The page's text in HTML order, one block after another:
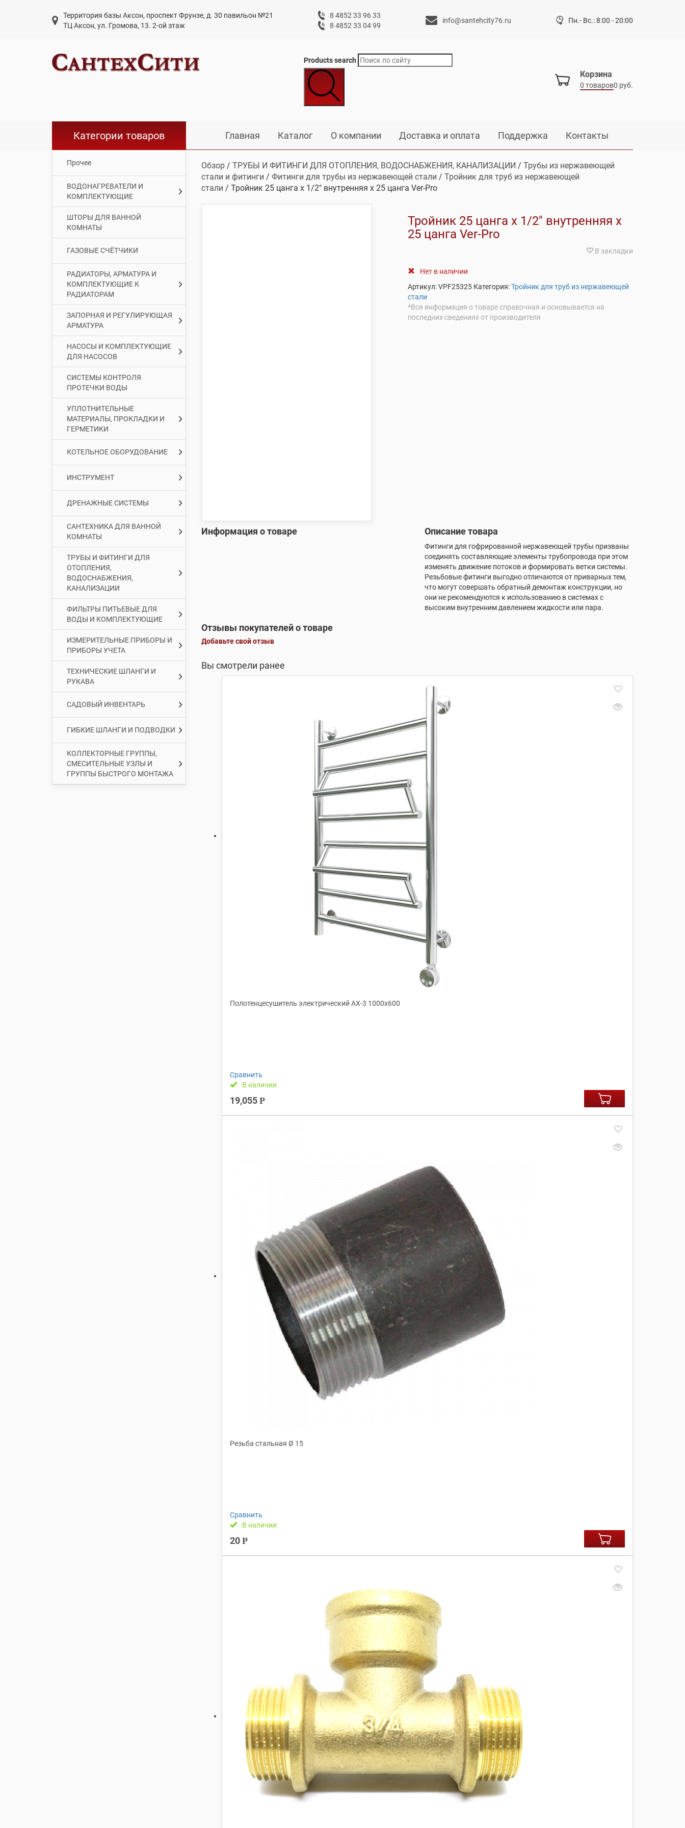
Территория базы Аксон, проспект Фрунзе, д. 30 павильон №21
ТЦ Аксон, ул. Громова, 13. 2-ой этаж
8 4852 33 96 33
8 4852 33 04 99
info@santehcity76.ru Пн.- Вс.: 8:00 - 20:00
Products search
Корзина
0 товаров0 руб.
Главная Каталог О компании Доставка и оплата Поддержка Контакты
Категории товаров
Прочее
ВОДОНАГРЕВАТЕЛИ И
КОМПЛЕКТУЮЩИЕ
ШТОРЫ ДЛЯ ВАННОЙ
КОМНАТЫ
ГАЗОВЫЕ СЧЁТЧИКИ
РАДИАТОРЫ, АРМАТУРА И
КОМПЛЕКТУЮЩИЕ К
РАДИАТОРАМ
ЗАПОРНАЯ И РЕГУЛИРУЮЩАЯ
АРМАТУРА
НАСОСЫ И КОМПЛЕКТУЮЩИЕ
ДЛЯ НАСОСОВ
СИСТЕМЫ КОНТРОЛЯ
ПРОТЕЧКИ ВОДЫ
УПЛОТНИТЕЛЬНЫЕ
МАТЕРИАЛЫ, ПРОКЛАДКИ И
ГЕРМЕТИКИ
КОТЕЛЬНОЕ ОБОРУДОВАНИЕ
ИНСТРУМЕНТ
ДРЕНАЖНЫЕ СИСТЕМЫ
САНТЕХНИКА ДЛЯ ВАННОЙ
КОМНАТЫ
ТРУБЫ И ФИТИНГИ ДЛЯ
ОТОПЛЕНИЯ,
ВОДОСНАБЖЕНИЯ,
КАНАЛИЗАЦИИ
ФИЛЬТРЫ ПИТЬЕВЫЕ ДЛЯ
ВОДЫ И КОМПЛЕКТУЮЩИЕ
ИЗМЕРИТЕЛЬНЫЕ ПРИБОРЫ И
ПРИБОРЫ УЧЕТА
ТЕХНИЧЕСКИЕ ШЛАНГИ И
РУКАВА
САДОВЫЙ ИНВЕНТАРЬ
ГИБКИЕ ШЛАНГИ И ПОДВОДКИ
КОЛЛЕКТОРНЫЕ ГРУППЫ,
СМЕСИТЕЛЬНЫЕ УЗЛЫ И
ГРУППЫ БЫСТРОГО МОНТАЖА
Обзор/ ТРУБЫ И ФИТИНГИ ДЛЯ ОТОПЛЕНИЯ, ВОДОСНАБЖЕНИЯ, КАНАЛИЗАЦИИ / Трубы из нержавеющей
стали и фитинги / Фитинги для трубы из нержавеющей стали / Тройник для труб из нержавеющей
стали / Тройник 25 цанга х 1/2″ внутренняя х 25 цанга Ver-Pro
Тройник 25 цанга х 1/2″ внутренняя х
25 цанга Ver-Pro
В закладки
Нет в наличии
Артикул:VPF25325 Категория:Тройник для труб из нержавеющей
стали
*Вся информация о товаре справочная и основывается на
последних сведениях от производителя
Информация о товаре Описание товара
Фитинги для гофрированной нержавеющей трубы призваны
соединять составляющие элементы трубопровода при этом
изменять движение потоков и формировать ветки системы.
Резьбовые фитинги выгодно отличаются от приварных тем,
что могут совершать обратный демонтаж конструкции, но
они не рекомендуются к использованию в системах с
высоким внутренним давлением жидкости или пара.
Отзывы покупателей о товаре
Добавьте свой отзыв
Вы смотрели ранее
Полотенцесушитель электрический АX-3 1000х600
Сравнить
В наличии
19,055 Р
Резьба стальная Ø 15
Сравнить
В наличии
20 Р